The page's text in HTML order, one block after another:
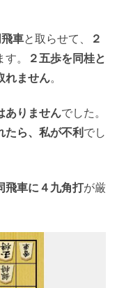
車と取らせて、
２
す。
２五歩を同桂と
れません。
ありませんでした。
たら、私が不利でし
飛車に４九角打が厳